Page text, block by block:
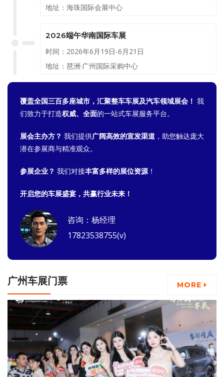
地址：海珠国际会展中心
2026端午华南国际车展
时间：2026年6月19日-6月21日
地址：琶洲·广州国际采购中心
覆盖全国三百多座城市，汇聚整车车展及汽车领域展会！ 我
们致力于打造权威、全面的一站式车展服务平台。
展会主办方？ 我们提供广阔高效的宣发渠道 ，助您触达庞大
潜在参展商与精准观众。
参展企业？ 我们对接丰富多样的展位资源！
开启您的车展盛宴，共赢行业未来！
咨询：杨经理
17823538755(v)
广州车展门票 MORE